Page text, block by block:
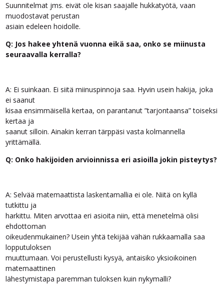
Suunnitelmat jms. eivät ole kisan saajalle hukkatyötä, vaan
muodostavat perustan
asiain edeleen hoidolle.
Q: Jos hakee yhtenä vuonna eikä saa, onko se miinusta
seuraavalla kerralla?
A: Ei suinkaan. Ei siitä miinuspinnoja saa. Hyvin usein hakija, joka
ei saanut
kisaa ensimmäisellä kertaa, on parantanut ”tarjontaansa” toiseksi
kertaa ja
saanut silloin. Ainakin kerran tärppäsi vasta kolmannella
yrittämällä.
Q: Onko hakijoiden arvioinnissa eri asioilla jokin pisteytys?
A: Selvää matemaattista laskentamallia ei ole. Niitä on kyllä
tutkittu ja
harkittu. Miten arvottaa eri asioita niin, että menetelmä olisi
ehdottoman
oikeudenmukainen? Usein yhtä tekijää vähän rukkaamalla saa
lopputuloksen
muuttumaan. Voi perustellusti kysyä, antaisiko yksioikoinen
matemaattinen
lähestymistapa paremman tuloksen kuin nykymalli?